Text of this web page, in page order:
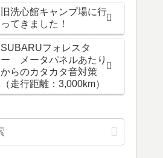
旧洗心館キャンプ場に行
ってきました！
SUBARUフォレスタ
ー メータパネルあたり
からのカタカタ音対策
（走行距離：3,000km）